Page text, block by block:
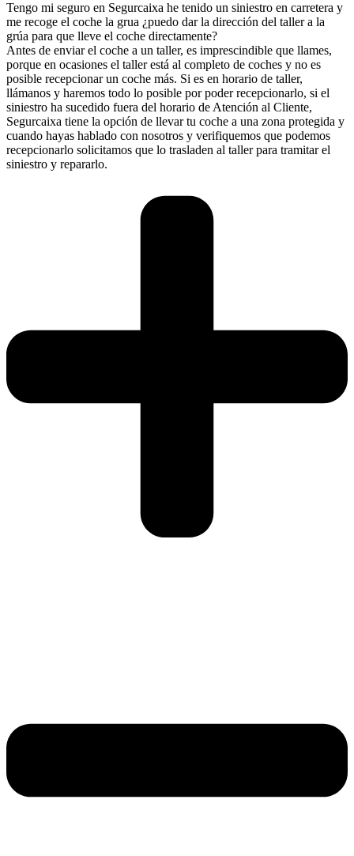
Tengo mi seguro en Segurcaixa he tenido un siniestro en carretera y
me recoge el coche la grua ¿puedo dar la dirección del taller a la
grúa para que lleve el coche directamente?
Antes de enviar el coche a un taller, es imprescindible que llames,
porque en ocasiones el taller está al completo de coches y no es
posible recepcionar un coche más. Si es en horario de taller,
llámanos y haremos todo lo posible por poder recepcionarlo, si el
siniestro ha sucedido fuera del horario de Atención al Cliente,
Segurcaixa tiene la opción de llevar tu coche a una zona protegida y
cuando hayas hablado con nosotros y verifiquemos que podemos
recepcionarlo solicitamos que lo trasladen al taller para tramitar el
siniestro y repararlo.